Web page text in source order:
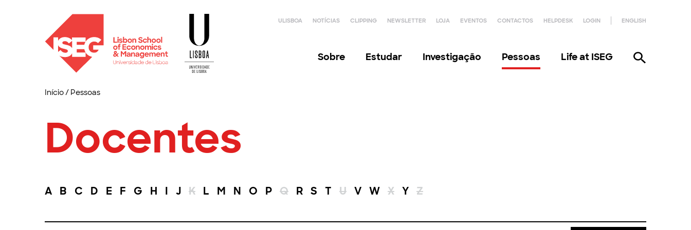
ULISBOA NOTÍCIAS CLIPPING NEWSLETTER LOJA EVENTOS CONTACTOS HELPDESK LOGIN ENGLISH
Sobre Estudar Investigação Pessoas Life at ISEG
Início/ Pessoas
Docentes
A B C D E F G H I J K L M N O P Q R S T U V W X Y Z